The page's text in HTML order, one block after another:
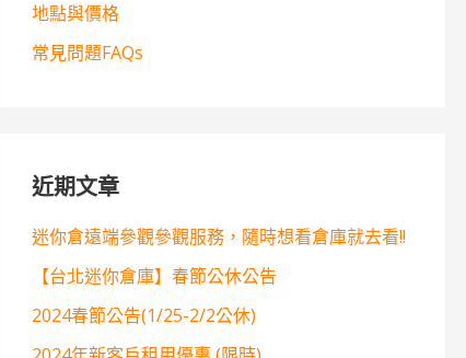
地點與價格
常見問題FAQs
近期文章
迷你倉遠端參觀參觀服務，隨時想看倉庫就去看!!
【台北迷你倉庫】春節公休公告
2024春節公告(1/25-2/2公休)